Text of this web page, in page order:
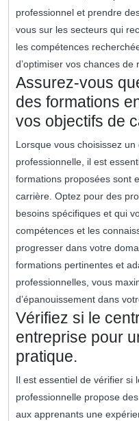
professionnel et prendre
vous sur les secteurs qui
les compétences
d’optimiser vos chances de
Assurez-vous
des formations
vos objectifs de
Lorsque vous choisissez
professionnelle, il est
formations proposées sont
carrière. Optez pour des
besoins spécifiques et qui
compétences et les
progresser dans votre
formations pertinentes et
professionnelles, vous
d’épanouissement dans
Vérifiez si le
entreprise pour
pratique.
Il est essentiel de vérifier si
professionnelle propose
aux apprenants une